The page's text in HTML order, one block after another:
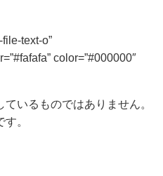
text-o”
color=”#000000″
いるものではありません。
。